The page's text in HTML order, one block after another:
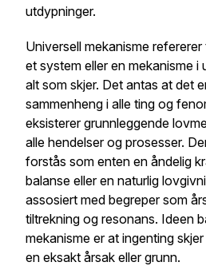
utdypninger.
Universell mekanisme
et system eller en mekanisme i
alt som skjer. Det antas at det
sammenheng i alle ting og
eksisterer grunnleggende
alle hendelser og prosesser.
forstås som enten en åndelig
balanse eller en naturlig
assosiert med begreper som
tiltrekning og resonans. Ideen
mekanisme er at ingenting
en eksakt årsak eller grunn.